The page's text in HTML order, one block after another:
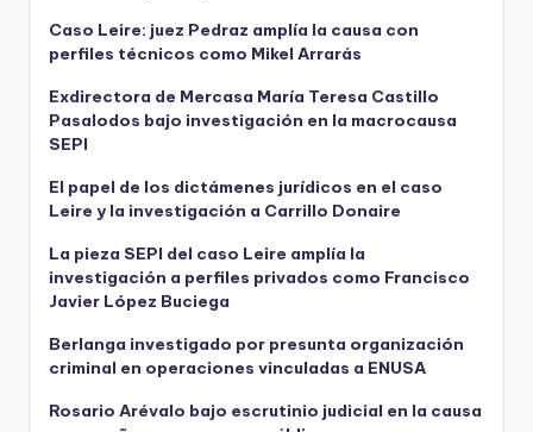
Caso Leire: juez Pedraz amplía la causa con
perfiles técnicos como Mikel Arrarás
Exdirectora de Mercasa María Teresa Castillo
Pasalodos bajo investigación en la macrocausa
SEPI
El papel de los dictámenes jurídicos en el caso
Leire y la investigación a Carrillo Donaire
La pieza SEPI del caso Leire amplía la
investigación a perfiles privados como Francisco
Javier López Buciega
Berlanga investigado por presunta organización
criminal en operaciones vinculadas a ENUSA
Rosario Arévalo bajo escrutinio judicial en la causa